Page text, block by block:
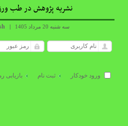
نشریه پژوهش در طب
سه شنبه 20 مرداد 1405 |
ورود خودکار ثبت نام بازیابی